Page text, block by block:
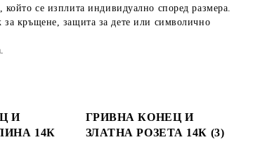
се изплита индивидуално според размера.
кръщене, защита за дете или символично
И
14К
ГРИВНА КОНЕЦ И
ЗЛАТНА РОЗЕТА 14К (3)